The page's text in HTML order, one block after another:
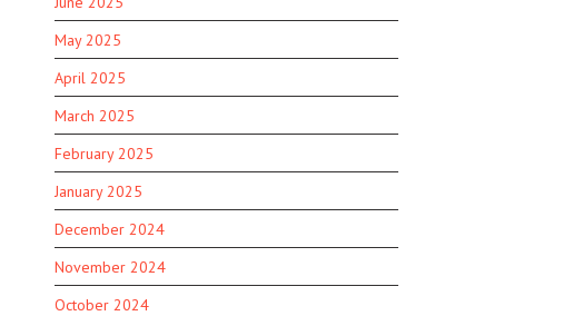
May 2025
April 2025
March 2025
February 2025
January 2025
December 2024
November 2024
October 2024